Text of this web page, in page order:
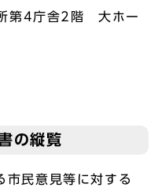
庁舎2階 大ホー
の縦覧
民意見等に対する